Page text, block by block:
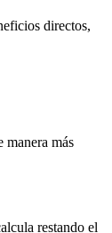
directos,
manera más
restando el